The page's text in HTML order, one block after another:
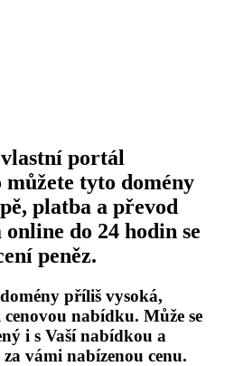
portál
tyto domény
platba a převod
do 24 hodin se
peněz.
příliš vysoká,
nabídku. Může se
i s Vaší nabídkou a
vámi nabízenou cenu.